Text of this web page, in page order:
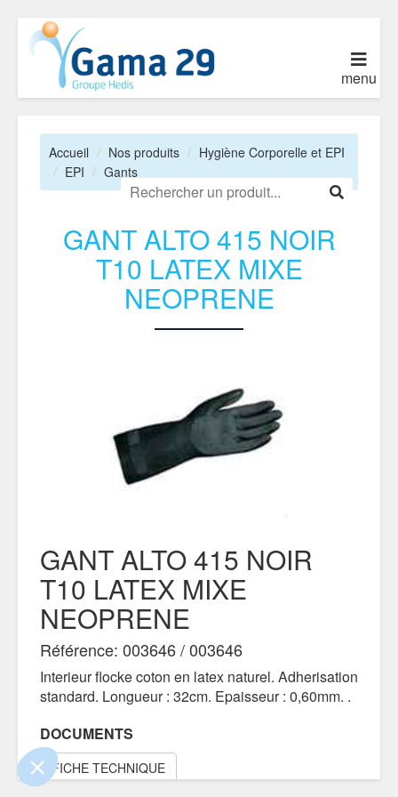
contenu de ce site vous intéresse
certifiés par
Je choisis OK pour moi
menu
Accueil Nos produits
Hygiène Corporelle et EPI
EPI
Gants
GANT ALTO 415 NOIR
T10 LATEX MIXE
NEOPRENE
GANT ALTO 415 NOIR
T10 LATEX MIXE
NEOPRENE
Référence: 003646 / 003646
Interieur flocke coton en latex naturel. Adherisation
standard. Longueur : 32cm. Epaisseur : 0,60mm. .
DOCUMENTS
FICHE TECHNIQUE